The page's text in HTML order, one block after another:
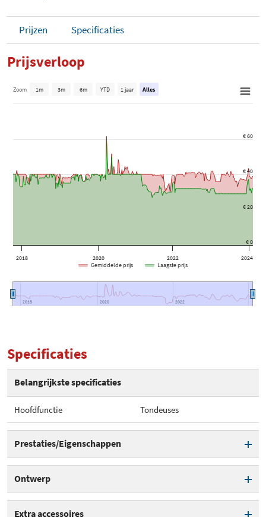
Prijzen Specificaties
Prijsverloop
2018 2020 2022 2024
2018
2018 2020
2020 2022
2022
€ 0
€ 20
€ 40
€ 60
Zoom 1m 3m 6m YTD 1 jaar Alles
Gemiddelde prijs Laagste prijs
Specificaties
Belangrijkste specificaties
Hoofdfunctie Tondeuses
Prestaties/Eigenschappen
Aantal snelheidsstanden 1
Ontwerp
Extra accessoires